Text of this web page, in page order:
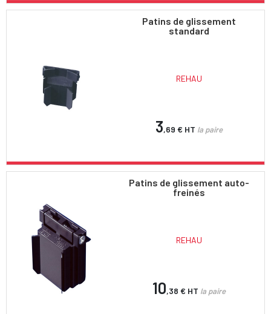
Patins de glissement
standard
REHAU
3,69 € HT la paire
Patins de glissement auto-
freinés
REHAU
10,38 € HT la paire